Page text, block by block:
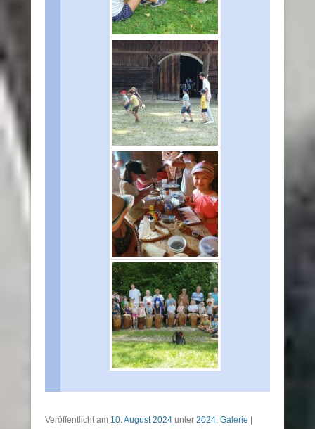
Veröffentlicht am 10. August 2024 unter 2024, Galerie